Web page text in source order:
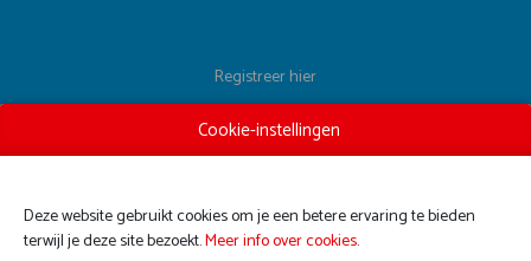
Registreer hier
Praktische informatie
Data & Openingsuren
Cookie-instellingen
Deze website gebruikt cookies om je een betere ervaring te bieden
terwijl je deze site bezoekt.Meer info over cookies.